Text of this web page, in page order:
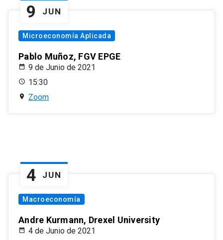
9 JUN
Microeconomía Aplicada
Pablo Muñoz, FGV EPGE
9 de Junio de 2021
15:30
Zoom
4 JUN
Macroeconomía
Andre Kurmann, Drexel University
4 de Junio de 2021